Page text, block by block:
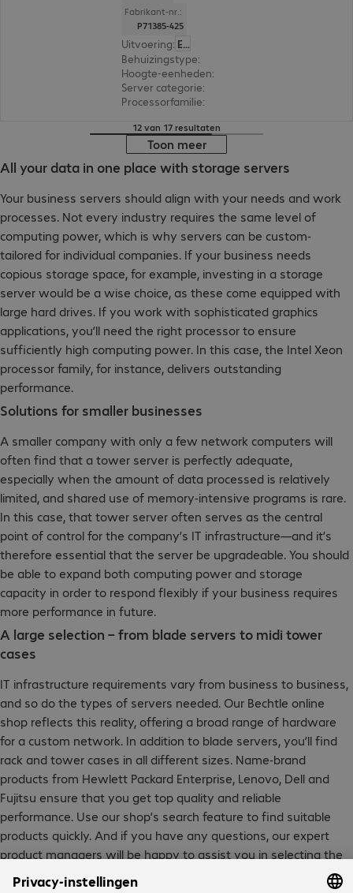
Fabrikant-nr.:
P71385-425
Uitvoering: Europa
Behuizingstype:
Hoogte-eenheden:
Server categorie:
Processorfamilie:
12 van 17 resultaten
Toon meer
All your data in one place with storage servers
Your business servers should align with your needs and work
processes. Not every industry requires the same level of
computing power, which is why servers can be custom-
tailored for individual companies. If your business needs
copious storage space, for example, investing in a storage
server would be a wise choice, as these come equipped with
large hard drives. If you work with sophisticated graphics
applications, you’ll need the right processor to ensure
sufficiently high computing power. In this case, the Intel Xeon
processor family, for instance, delivers outstanding
performance.
Solutions for smaller businesses
A smaller company with only a few network computers will
often find that a tower server is perfectly adequate,
especially when the amount of data processed is relatively
limited, and shared use of memory-intensive programs is rare.
In this case, that tower server often serves as the central
point of control for the company’s IT infrastructure—and it’s
therefore essential that the server be upgradeable. You should
be able to expand both computing power and storage
capacity in order to respond flexibly if your business requires
more performance in future.
A large selection – from blade servers to midi tower
cases
IT infrastructure requirements vary from business to business,
and so do the types of servers needed. Our Bechtle online
shop reflects this reality, offering a broad range of hardware
for a custom network. In addition to blade servers, you’ll find
rack and tower cases in all different sizes. Name-brand
products from Hewlett Packard Enterprise, Lenovo, Dell and
Fujitsu ensure that you get top quality and reliable
performance. Use our shop’s search feature to find suitable
products quickly. And if you have any questions, our expert
product managers will be happy to assist you in selecting the
right server.